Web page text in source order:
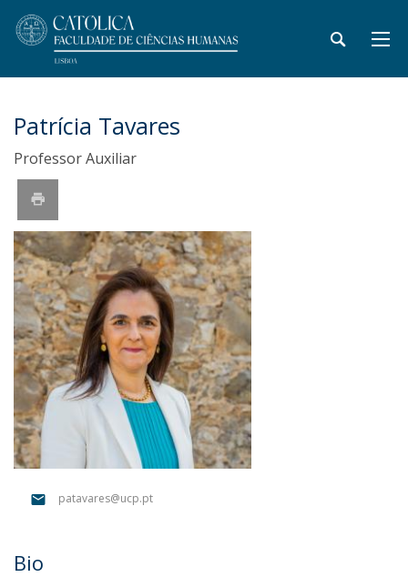
Patrícia Tavares
Professor Auxiliar
patavares@ucp.pt
Bio